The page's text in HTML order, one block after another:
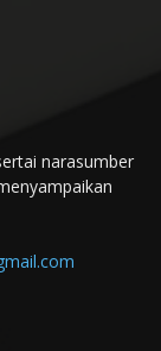
narasumber